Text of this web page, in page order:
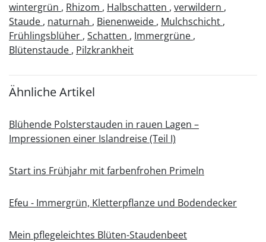
wintergrün , Rhizom , Halbschatten , verwildern ,
Staude , naturnah , Bienenweide , Mulchschicht ,
Frühlingsblüher , Schatten , Immergrüne ,
Blütenstaude , Pilzkrankheit
Ähnliche Artikel
Blühende Polsterstauden in rauen Lagen –
Impressionen einer Islandreise (Teil I)
Start ins Frühjahr mit farbenfrohen Primeln
Efeu - Immergrün, Kletterpflanze und Bodendecker
Mein pflegeleichtes Blüten-Staudenbeet